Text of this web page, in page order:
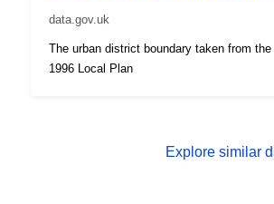
data.gov.uk
The urban district boundary taken from the
1996 Local Plan
Explore similar